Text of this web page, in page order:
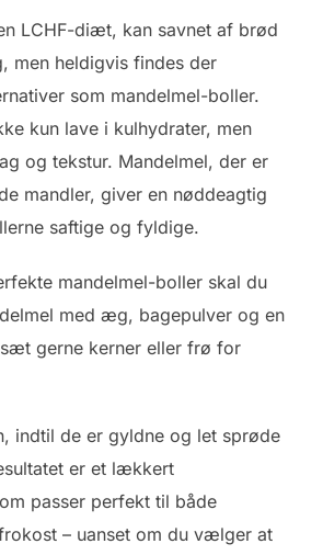
LCHF-diæt, kan savnet af brød
men heldigvis findes der
som mandelmel-boller.
kun lave i kulhydrater, men
og tekstur. Mandelmel, der er
mandler, giver en nøddeagtig
saftige og fyldige.
mandelmel-boller skal du
med æg, bagepulver og en
gerne kerner eller frø for
indtil de er gyldne og let sprøde
er et lækkert
passer perfekt til både
– uanset om du vælger at